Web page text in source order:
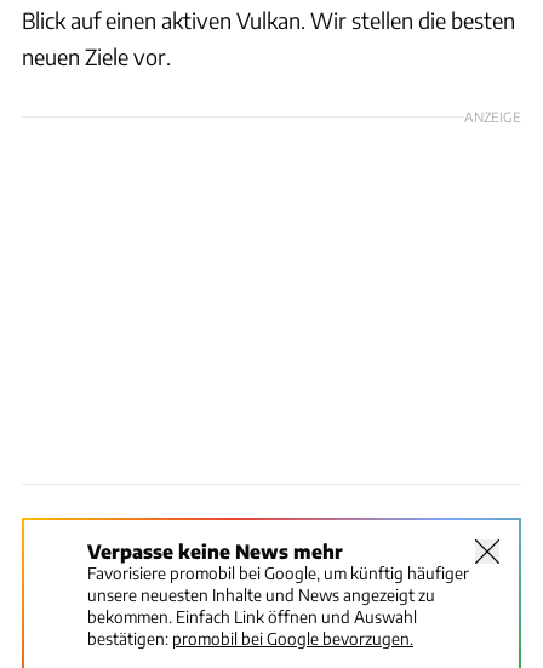
Blick auf einen aktiven Vulkan. Wir stellen die besten
neuen Ziele vor.
ANZEIGE
Verpasse keine News mehr
Favorisiere promobil bei Google, um künftig häufiger
unsere neuesten Inhalte und News angezeigt zu
bekommen. Einfach Link öffnen und Auswahl
bestätigen: promobil bei Google bevorzugen.